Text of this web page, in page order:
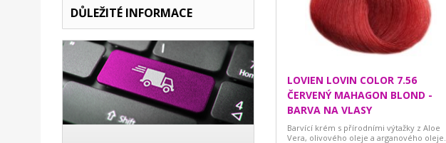
DŮLEŽITÉ INFORMACE
LOVIEN LOVIN COLOR 7.56
ČERVENÝ MAHAGON BLOND -
BARVA NA VLASY
Barvící krém s přírodními výtažky z Aloe
Vera, olivového oleje a arganového oleje.